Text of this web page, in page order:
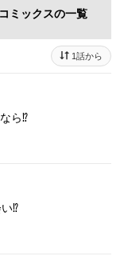
コミックスの一覧
1話から
ら⁉
⁉︎